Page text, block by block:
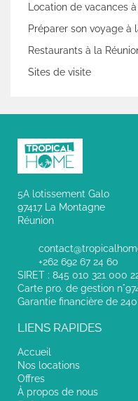
Location de vacances
Préparer son voyage à
Restaurants à la
Sites de visite
5A lotissement Galo
97417 La Montagne
Réunion
+262 692 67 24 60
SIRET : 845 010 321 000
Carte pro. de gestion
Garantie financière de
LIENS RAPIDES
Accueil
Nos locations
Offres
À propos de nous